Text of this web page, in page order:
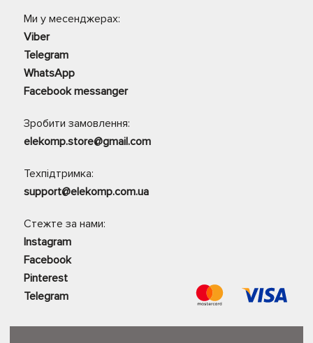
Ми у месенджерах:
Viber
Telegram
WhatsApp
Facebook messanger
Зробити замовлення:
elekomp.store@gmail.com
Техпідтримка:
support@elekomp.com.ua
Стежте за нами:
Instagram
Facebook
Pinterest
Telegram